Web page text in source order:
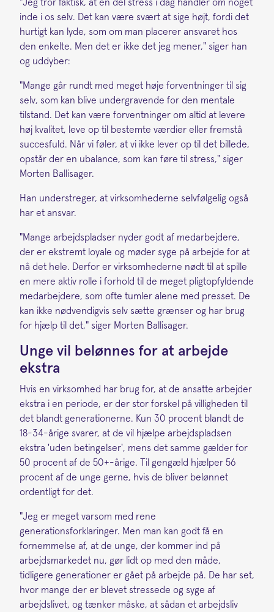
"Jeg tror faktisk, at en del stress i dag handler om noget
inde i os selv. Det kan være svært at sige højt, fordi det
hurtigt kan lyde, som om man placerer ansvaret hos
den enkelte. Men det er ikke det jeg mener," siger han
og uddyber:
"Mange går rundt med meget høje forventninger til sig
selv, som kan blive undergravende for den mentale
tilstand. Det kan være forventninger om altid at levere
høj kvalitet, leve op til bestemte værdier eller fremstå
succesfuld. Når vi føler, at vi ikke lever op til det billede,
opstår der en ubalance, som kan føre til stress," siger
Morten Ballisager.
Han understreger, at virksomhederne selvfølgelig også
har et ansvar.
"Mange arbejdspladser nyder godt af medarbejdere,
der er ekstremt loyale og møder syge på arbejde for at
nå det hele. Derfor er virksomhederne nødt til at spille
en mere aktiv rolle i forhold til de meget pligtopfyldende
medarbejdere, som ofte tumler alene med presset. De
kan ikke nødvendigvis selv sætte grænser og har brug
for hjælp til det," siger Morten Ballisager.
Unge vil belønnes for at arbejde
ekstra
Hvis en virksomhed har brug for, at de ansatte arbejder
ekstra i en periode, er der stor forskel på villigheden til
det blandt generationerne. Kun 30 procent blandt de
18-34-årige svarer, at de vil hjælpe arbejdspladsen
ekstra 'uden betingelser', mens det samme gælder for
50 procent af de 50+-årige. Til gengæld hjælper 56
procent af de unge gerne, hvis de bliver belønnet
ordentligt for det.
"Jeg er meget varsom med rene
generationsforklaringer. Men man kan godt få en
fornemmelse af, at de unge, der kommer ind på
arbejdsmarkedet nu, gør lidt op med den måde,
tidligere generationer er gået på arbejde på. De har set,
hvor mange der er blevet stressede og syge af
arbejdslivet, og tænker måske, at sådan et arbejdsliv